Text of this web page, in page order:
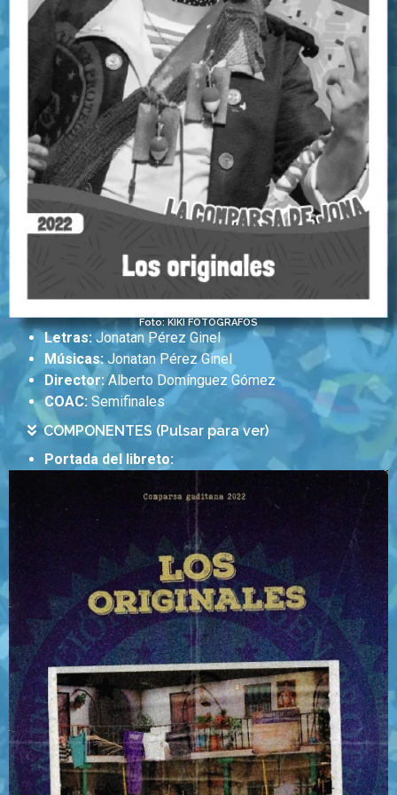
Foto: KIKI FOTÓGRAFOS
Letras:Jonatan Pérez Ginel
Músicas:Jonatan Pérez Ginel
Director:Alberto Domínguez Gómez
COAC: Semifinales
COMPONENTES (Pulsar para ver)
Portada del libreto: